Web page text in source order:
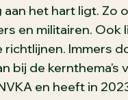
het hart ligt. Zo
en militairen. Ook
Immers
de kernthema’s
en heeft in